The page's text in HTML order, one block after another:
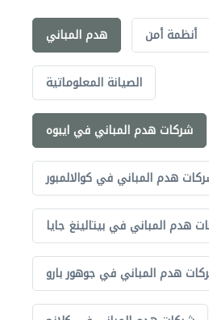
هدم المباني أنظمة أمن
الصيانة المعلوماتية
شركات هدم المباني في ايبوه
هدم المباني في كوالالمبور
هدم المباني في بيتالينغ جايا
هدم المباني في جوهور بارو